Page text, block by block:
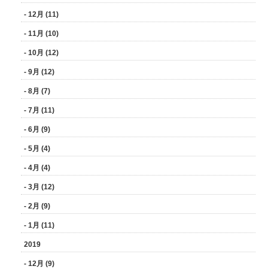
- 12月 (11)
- 11月 (10)
- 10月 (12)
- 9月 (12)
- 8月 (7)
- 7月 (11)
- 6月 (9)
- 5月 (4)
- 4月 (4)
- 3月 (12)
- 2月 (9)
- 1月 (11)
2019
- 12月 (9)